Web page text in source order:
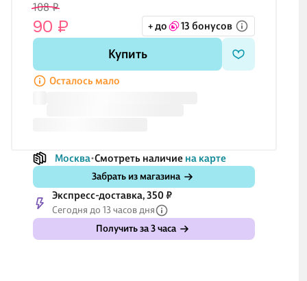
108 ₽
90 ₽ + до 13 бонусов
Купить
Осталось мало
Москва Смотреть наличие на карте
Забрать из магазина
Экспресс-доставка, 350 ₽
Сегодня до 13 часов дня
Получить за 3 часа